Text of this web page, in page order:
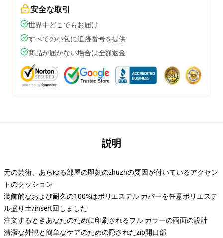
安全な取引
世界中どこでもお届け
すべての小包に追跡番号を提供
商品が届かない場合は全額返金
説明
元の芸術、あらゆる部屋の即刻のzhuzhの要因が付いているアクセン
トのクッション
装飾的なおよび耐久の100%はポリエステル カバーを任意ポリエステ
ル盛り土/insert回しました
注文するときあなたのために印刷されるフル カラーの両面の設計
清潔な外観と簡単なケアのための隠されたzip開口部